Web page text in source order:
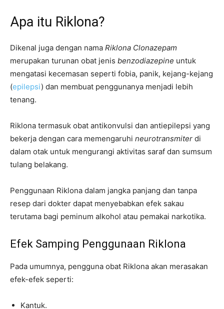
Apa itu Riklona?
Dikenal juga dengan nama Riklona Clonazepam
merupakan turunan obat jenis benzodiazepine untuk
mengatasi kecemasan seperti fobia, panik, kejang-kejang
(epilepsi) dan membuat penggunanya menjadi lebih
tenang.
Riklona termasuk obat antikonvulsi dan antiepilepsi yang
bekerja dengan cara memengaruhi neurotransmiter di
dalam otak untuk mengurangi aktivitas saraf dan sumsum
tulang belakang.
Penggunaan Riklona dalam jangka panjang dan tanpa
resep dari dokter dapat menyebabkan efek sakau
terutama bagi peminum alkohol atau pemakai narkotika.
Efek Samping Penggunaan Riklona
Pada umumnya, pengguna obat Riklona akan merasakan
efek-efek seperti:
Kantuk.